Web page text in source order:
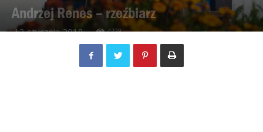
Andrzej Renes – rzeźbiarz
13 stycznia 2018 4229